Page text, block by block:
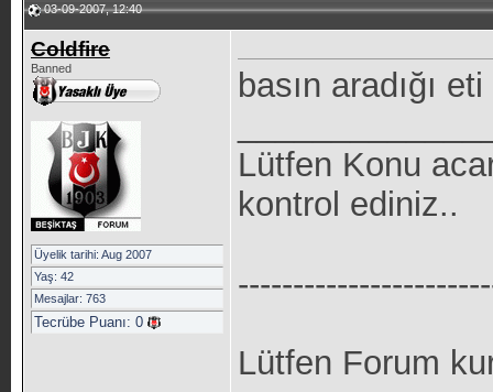
03-09-2007, 12:40
Coldfire
Banned
Üyelik tarihi: Aug 2007
Yaş: 42
Mesajlar: 763
Tecrübe Puanı: 0
basın aradığı
Lütfen Konu
kontrol ediniz..
Lütfen Forum